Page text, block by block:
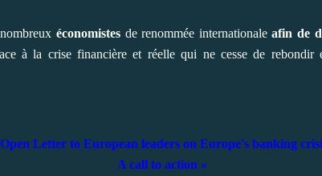
économistesde renommée internationaleafin de
à la crise financière et réelle qui ne cesse de rebondir
Letter to European leaders on Europe's banking
A call to action »